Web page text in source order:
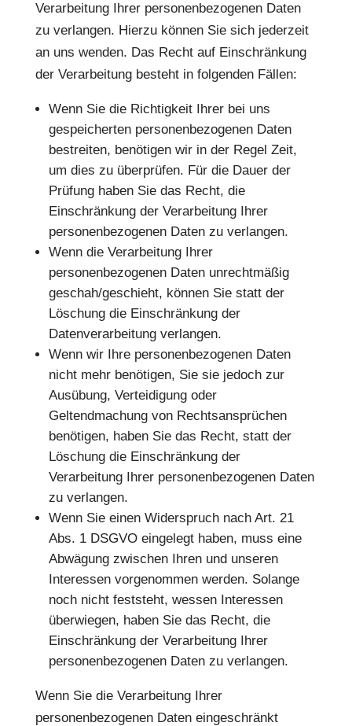
Verarbeitung Ihrer personenbezogenen Daten
zu verlangen. Hierzu können Sie sich jederzeit
an uns wenden. Das Recht auf Einschränkung
der Verarbeitung besteht in folgenden Fällen:
Wenn Sie die Richtigkeit Ihrer bei uns
gespeicherten personenbezogenen Daten
bestreiten, benötigen wir in der Regel Zeit,
um dies zu überprüfen. Für die Dauer der
Prüfung haben Sie das Recht, die
Einschränkung der Verarbeitung Ihrer
personenbezogenen Daten zu verlangen.
Wenn die Verarbeitung Ihrer
personenbezogenen Daten unrechtmäßig
geschah/geschieht, können Sie statt der
Löschung die Einschränkung der
Datenverarbeitung verlangen.
Wenn wir Ihre personenbezogenen Daten
nicht mehr benötigen, Sie sie jedoch zur
Ausübung, Verteidigung oder
Geltendmachung von Rechtsansprüchen
benötigen, haben Sie das Recht, statt der
Löschung die Einschränkung der
Verarbeitung Ihrer personenbezogenen Daten
zu verlangen.
Wenn Sie einen Widerspruch nach Art. 21
Abs. 1 DSGVO eingelegt haben, muss eine
Abwägung zwischen Ihren und unseren
Interessen vorgenommen werden. Solange
noch nicht feststeht, wessen Interessen
überwiegen, haben Sie das Recht, die
Einschränkung der Verarbeitung Ihrer
personenbezogenen Daten zu verlangen.
Wenn Sie die Verarbeitung Ihrer
personenbezogenen Daten eingeschränkt